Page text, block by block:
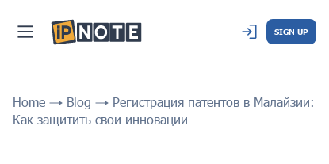
SIGN UP
Home Blog
Регистрация патентов в Малайзии:
Как защитить свои инновации